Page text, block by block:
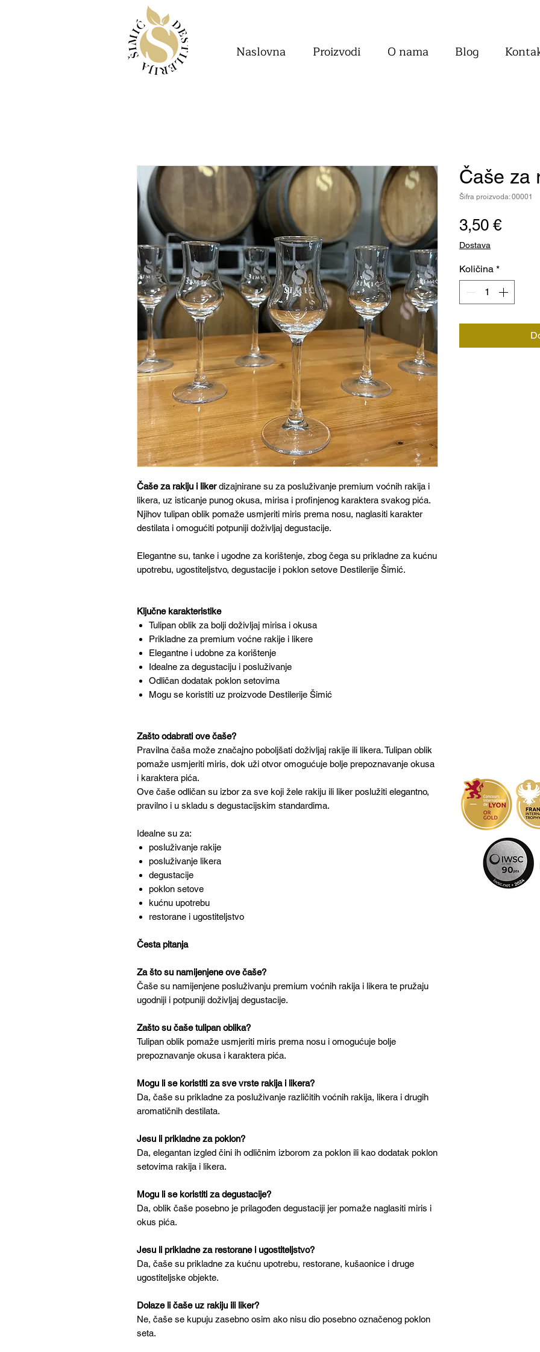
Naslovna Proizvodi O nama Blog
Čaše za rakiju i likerdizajnirane su za posluživanje premium voćnih rakija i
likera, uz isticanje punog okusa, mirisa i profinjenog karaktera svakog pića.
Njihov tulipan oblik pomaže usmjeriti miris prema nosu, naglasiti karakter
destilata i omogućiti potpuniji doživljaj degustacije.
Elegantne su, tanke i ugodne za korištenje, zbog čega su prikladne za kućnu
upotrebu, ugostiteljstvo, degustacije i poklon setove Destilerije Šimić.
Ključne karakteristike
Tulipan oblik za bolji doživljaj mirisa i okusa
Prikladne za premium voćne rakije i likere
Elegantne i udobne za korištenje
Idealne za degustaciju i posluživanje
Odličan dodatak poklon setovima
Mogu se koristiti uz proizvode Destilerije Šimić
Zašto odabrati ove čaše?
Pravilna čaša može značajno poboljšati doživljaj rakije ili likera. Tulipan oblik
pomaže usmjeriti miris, dok uži otvor omogućuje bolje prepoznavanje okusa
i karaktera pića.
Ove čaše odličan su izbor za sve koji žele rakiju ili liker poslužiti elegantno,
pravilno i u skladu s degustacijskim standardima.
Idealne su za:
posluživanje rakije
posluživanje likera
degustacije
poklon setove
kućnu upotrebu
restorane i ugostiteljstvo
Česta pitanja
Za što su namijenjene ove čaše?
Čaše su namijenjene posluživanju premium voćnih rakija i likera te pružaju
ugodniji i potpuniji doživljaj degustacije.
Zašto su čaše tulipan oblika?
Tulipan oblik pomaže usmjeriti miris prema nosu i omogućuje bolje
prepoznavanje okusa i karaktera pića.
Mogu li se koristiti za sve vrste rakija i likera?
Da, čaše su prikladne za posluživanje različitih voćnih rakija, likera i drugih
aromatičnih destilata.
Jesu li prikladne za poklon?
Da, elegantan izgled čini ih odličnim izborom za poklon ili kao dodatak poklon
setovima rakija i likera.
Mogu li se koristiti za degustacije?
Da, oblik čaše posebno je prilagođen degustaciji jer pomaže naglasiti miris i
okus pića.
Jesu li prikladne za restorane i ugostiteljstvo?
Da, čaše su prikladne za kućnu upotrebu, restorane, kušaonice i druge
ugostiteljske objekte.
Dolaze li čaše uz rakiju ili liker?
Ne, čaše se kupuju zasebno osim ako nisu dio posebno označenog poklon
seta.
Čaše za
Šifra proizvoda: 00001
3,50 €Cijena
Dostava
Količina *